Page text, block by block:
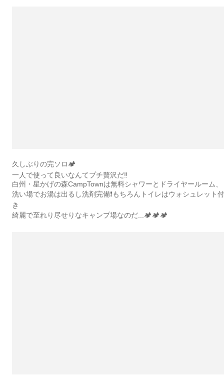
久しぶりの完ソロ🏕️
一人で使って良いなんてプチ贅沢だ‼️
白州・星かげの森CampTownは無料シャワーとドライヤールーム、
洗い場でお湯は出るし洗剤完備❗️もちろんトイレはウォシュレット付
き
綺麗で至れり尽せりなキャンプ場なのだ...🏕️🏕️🏕️